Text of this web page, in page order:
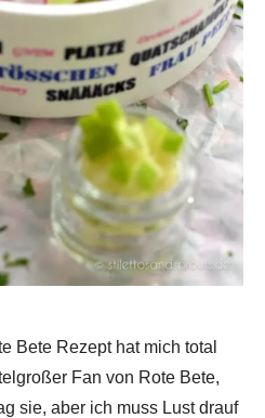
Bete Rezept hat mich total
Fan von Rote Bete,
sie, aber ich muss Lust drauf